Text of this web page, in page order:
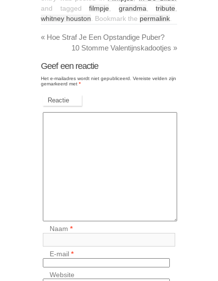
and tagged filmpje grandma tribute
whitney houston . Bookmark the permalink
« Hoe Straf Je Een Opstandige Puber?
10 Stomme Valentijnskadootjes »
Geef een reactie
Het e-mailadres wordt niet gepubliceerd.
Vereiste velden zijn
gemarkeerd met *
Reactie
Naam*
E-mail*
Website